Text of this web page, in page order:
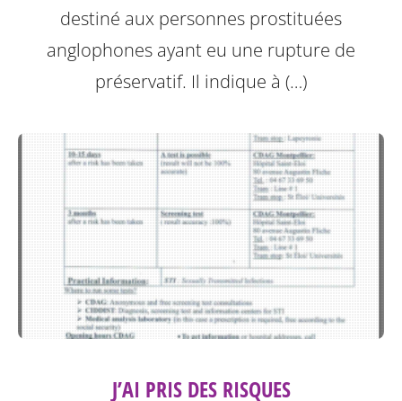
destiné aux personnes prostituées
anglophones ayant eu une rupture de
préservatif. Il indique à (…)
J’AI PRIS DES RISQUES